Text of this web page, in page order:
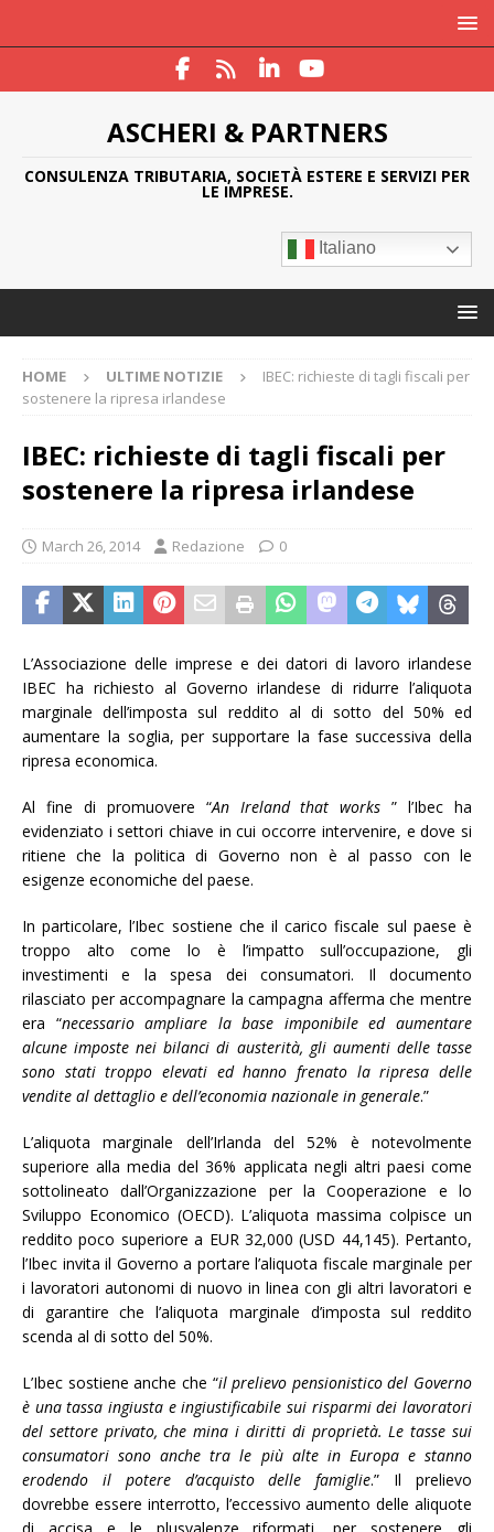
ASCHERI & PARTNERS
CONSULENZA TRIBUTARIA, SOCIETÀ ESTERE E SERVIZI PER
LE IMPRESE.
Italiano
HOME ULTIME NOTIZIE
IBEC: richieste di tagli fiscali per
sostenere la ripresa irlandese
IBEC: richieste di tagli fiscali per
sostenere la ripresa irlandese
March 26, 2014 Redazione 0
L’Associazione delle imprese e dei datori di lavoro irlandese
IBEC ha richiesto al Governo irlandese di ridurre l’aliquota
marginale dell’imposta sul reddito al di sotto del 50% ed
aumentare la soglia, per supportare la fase successiva della
ripresa economica.
Al fine di promuovere “An Ireland that works ” l’Ibec ha
evidenziato i settori chiave in cui occorre intervenire, e dove si
ritiene che la politica di Governo non è al passo con le
esigenze economiche del paese.
In particolare, l’Ibec sostiene che il carico fiscale sul paese è
troppo alto come lo è l’impatto sull’occupazione, gli
investimenti e la spesa dei consumatori. Il documento
rilasciato per accompagnare la campagna afferma che mentre
era “necessario ampliare la base imponibile ed aumentare
alcune imposte nei bilanci di austerità, gli aumenti delle tasse
sono stati troppo elevati ed hanno frenato la ripresa delle
vendite al dettaglio e dell’economia nazionale in generale.”
L’aliquota marginale dell’Irlanda del 52% è notevolmente
superiore alla media del 36% applicata negli altri paesi come
sottolineato dall’Organizzazione per la Cooperazione e lo
Sviluppo Economico (OECD). L’aliquota massima colpisce un
reddito poco superiore a EUR 32,000 (USD 44,145). Pertanto,
l’Ibec invita il Governo a portare l’aliquota fiscale marginale per
i lavoratori autonomi di nuovo in linea con gli altri lavoratori e
di garantire che l’aliquota marginale d’imposta sul reddito
scenda al di sotto del 50%.
L’Ibec sostiene anche che “il prelievo pensionistico del Governo
è una tassa ingiusta e ingiustificabile sui risparmi dei lavoratori
del settore privato, che mina i diritti di proprietà. Le tasse sui
consumatori sono anche tra le più alte in Europa e stanno
erodendo il potere d’acquisto delle famiglie.” Il prelievo
dovrebbe essere interrotto, l’eccessivo aumento delle aliquote